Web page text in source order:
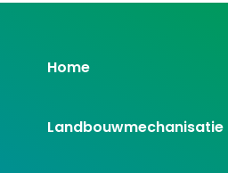
Home
Landbouwmechanisatie